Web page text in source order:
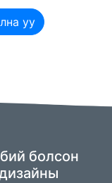
уу
болсон